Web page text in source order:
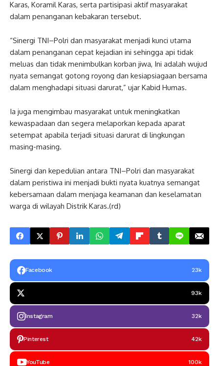
Karas, Koramil Karas, serta partisipasi aktif masyarakat
dalam penanganan kebakaran tersebut.
“Sinergi TNI–Polri dan masyarakat menjadi kunci utama
dalam penanganan cepat kejadian ini sehingga api tidak
meluas dan tidak menimbulkan korban jiwa, Ini adalah wujud
nyata semangat gotong royong dan kesiapsiagaan bersama
dalam menghadapi situasi darurat,” ujar Kabid Humas.
Ia juga mengimbau masyarakat untuk meningkatkan
kewaspadaan dan segera melaporkan kepada aparat
setempat apabila terjadi situasi darurat di lingkungan
masing-masing.
Sinergi dan kepedulian antara TNI–Polri dan masyarakat
dalam peristiwa ini menjadi bukti nyata kuatnya semangat
kebersamaan dalam menjaga keamanan dan keselamatan
warga di wilayah Distrik Karas.(rd)
Facebook 23k
93k
Instagram 32k
Pinterest 42k
YouTube 100k